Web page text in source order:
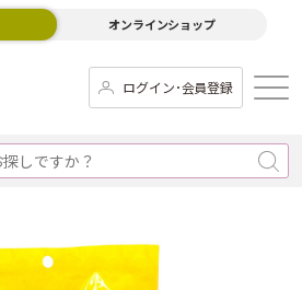
オンラインショップ
ログイン･会員登録